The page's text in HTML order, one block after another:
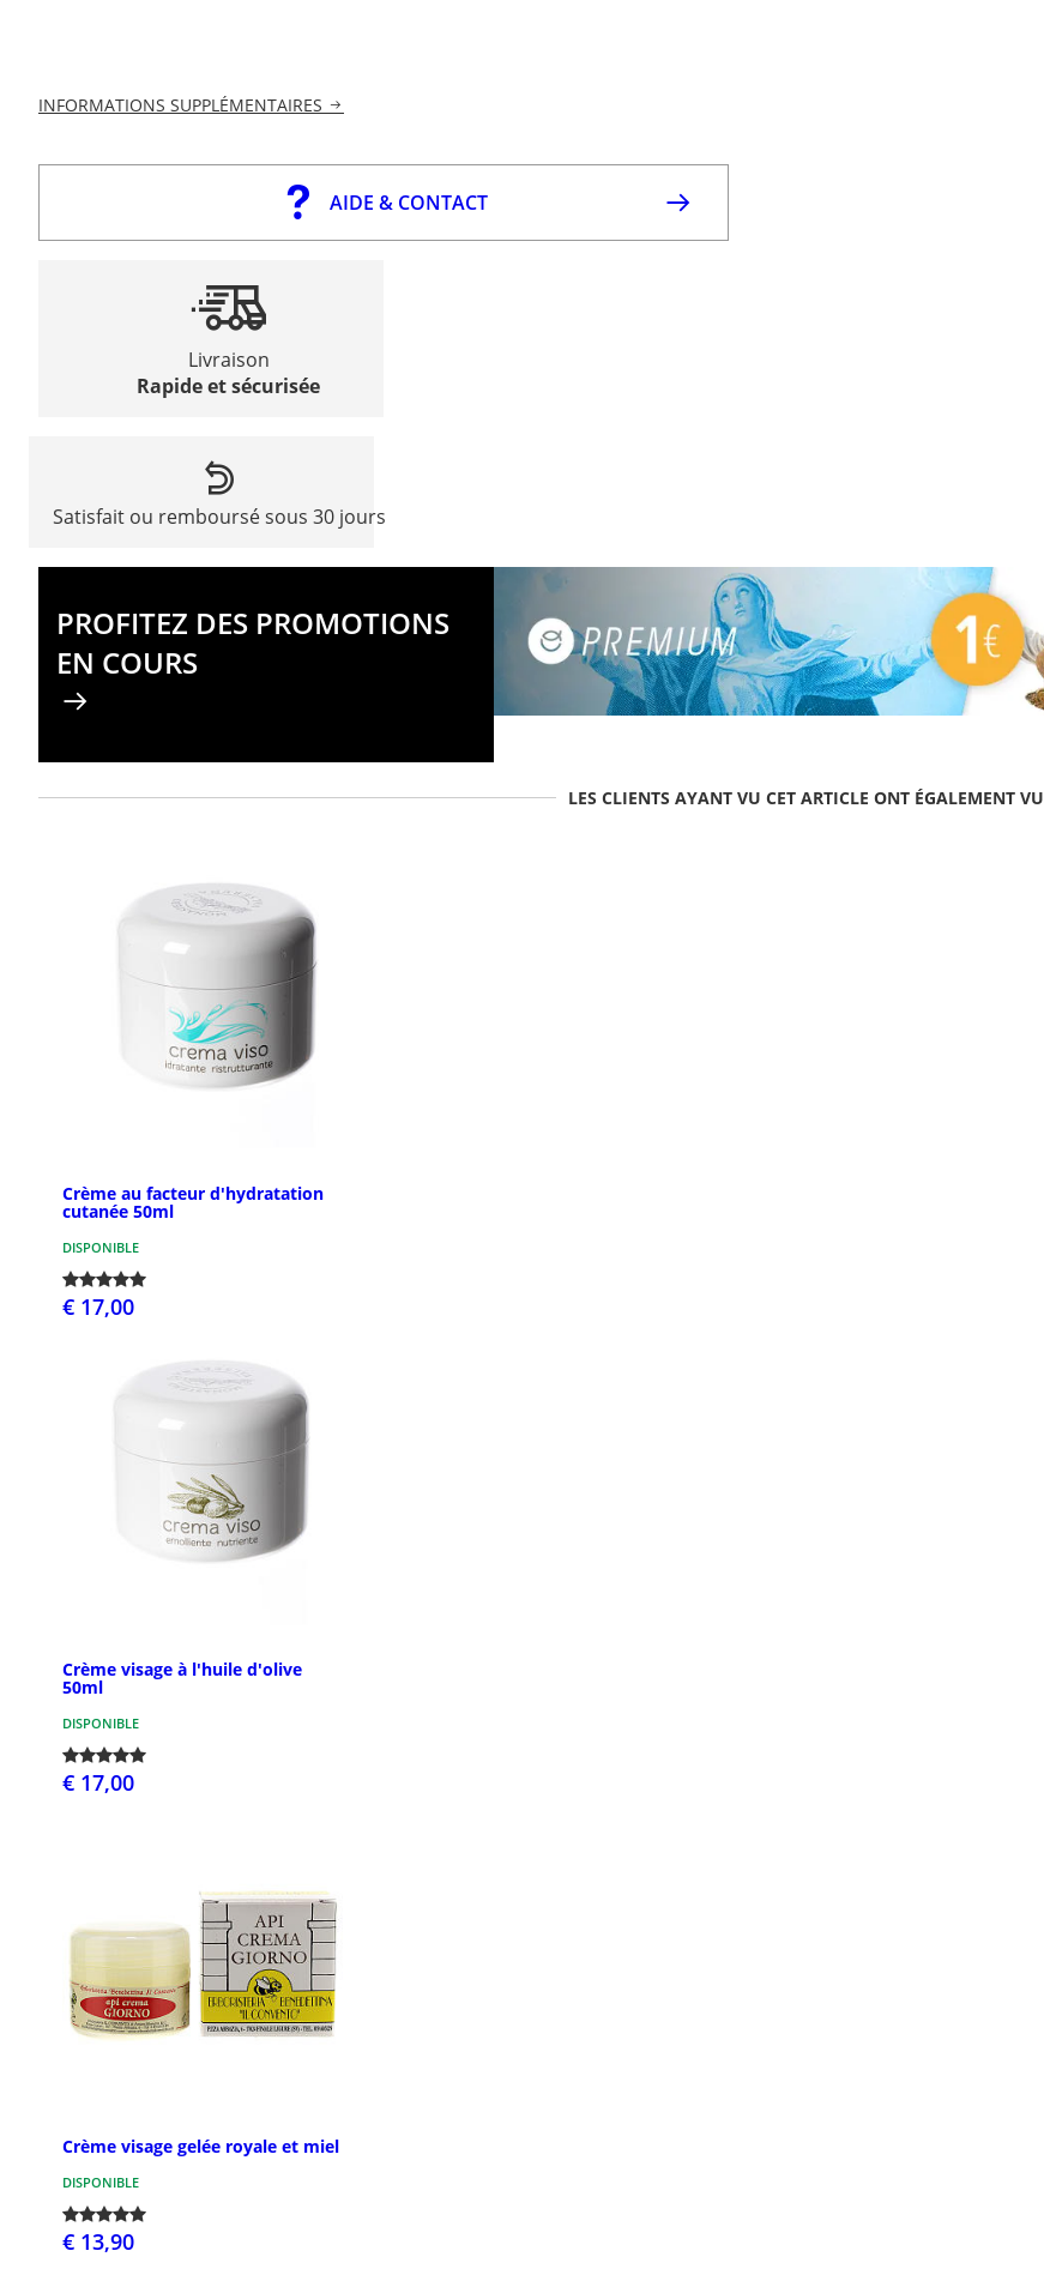
INFORMATIONS SUPPLÉMENTAIRES
AIDE & CONTACT
Livraison
Rapide et sécurisée
Satisfait ou remboursé sous 30 jours
PROFITEZ DES PROMOTIONS
EN COURS
LES CLIENTS AYANT VU CET ARTICLE ONT ÉGALEMENT VU
Crème au facteur d'hydratation
cutanée 50ml
DISPONIBLE
€ 17,00
Crème visage à l'huile d'olive
50ml
DISPONIBLE
€ 17,00
Crème visage gelée royale et miel
DISPONIBLE
€ 13,90